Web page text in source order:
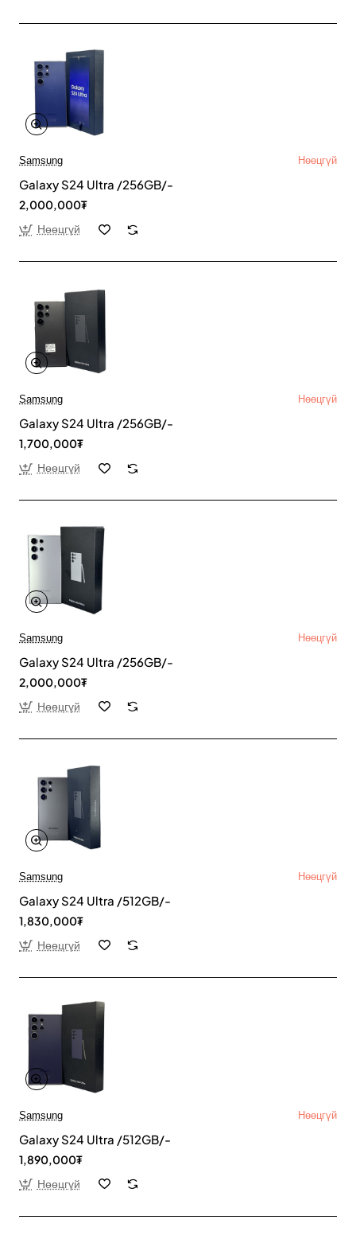
Samsung Нөөцгүй
Galaxy S24 Ultra /256GB/-
2,000,000₮
Нөөцгүй
Samsung Нөөцгүй
Galaxy S24 Ultra /256GB/-
1,700,000₮
Нөөцгүй
Samsung Нөөцгүй
Galaxy S24 Ultra /256GB/-
2,000,000₮
Нөөцгүй
Samsung Нөөцгүй
Galaxy S24 Ultra /512GB/-
1,830,000₮
Нөөцгүй
Samsung Нөөцгүй
Galaxy S24 Ultra /512GB/-
1,890,000₮
Нөөцгүй